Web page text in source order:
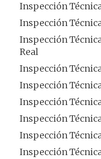
Inspección
Inspección
Inspección
Real
Inspección
Inspección
Inspección
Inspección
Inspección
Inspección